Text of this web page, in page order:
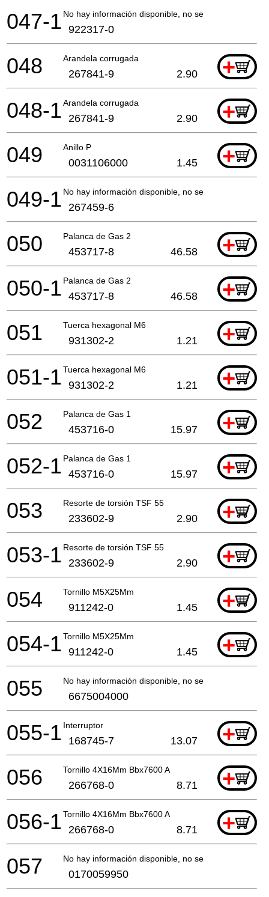
No hay información disponible, no se puede pedir
047-1 922317-0
Arandela corrugada +
048 267841-9 2.90
Arandela corrugada +
048-1 267841-9 2.90
Anillo P +
049 0031106000 1.45
No hay información disponible, no se puede pedir
049-1 267459-6
Palanca de Gas 2 +
050 453717-8 46.58
Palanca de Gas 2 +
050-1 453717-8 46.58
Tuerca hexagonal M6 +
051 931302-2 1.21
Tuerca hexagonal M6 +
051-1 931302-2 1.21
Palanca de Gas 1 +
052 453716-0 15.97
Palanca de Gas 1 +
052-1 453716-0 15.97
Resorte de torsión TSF 55 +
053 233602-9 2.90
Resorte de torsión TSF 55 +
053-1 233602-9 2.90
Tornillo M5X25Mm +
054 911242-0 1.45
Tornillo M5X25Mm +
054-1 911242-0 1.45
No hay información disponible, no se puede pedir
055 6675004000
Interruptor +
055-1 168745-7 13.07
Tornillo 4X16Mm Bbx7600 A +
056 266768-0 8.71
Tornillo 4X16Mm Bbx7600 A +
056-1 266768-0 8.71
No hay información disponible, no se puede pedir
057 0170059950